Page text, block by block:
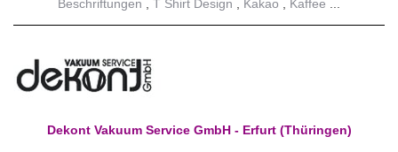
Beschriftungen
T Shirt Design Kakao Kaffee
Dekont Vakuum Service GmbH - Erfurt (Thüringen)